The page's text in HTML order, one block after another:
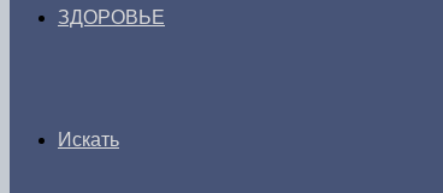
ЗДОРОВЬЕ
Искать